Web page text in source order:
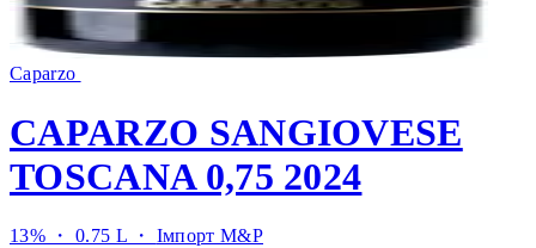
Caparzo
CAPARZO SANGIOVESE
TOSCANA 0,75 2024
13% ・ 0.75 L ・ Імпорт M&P